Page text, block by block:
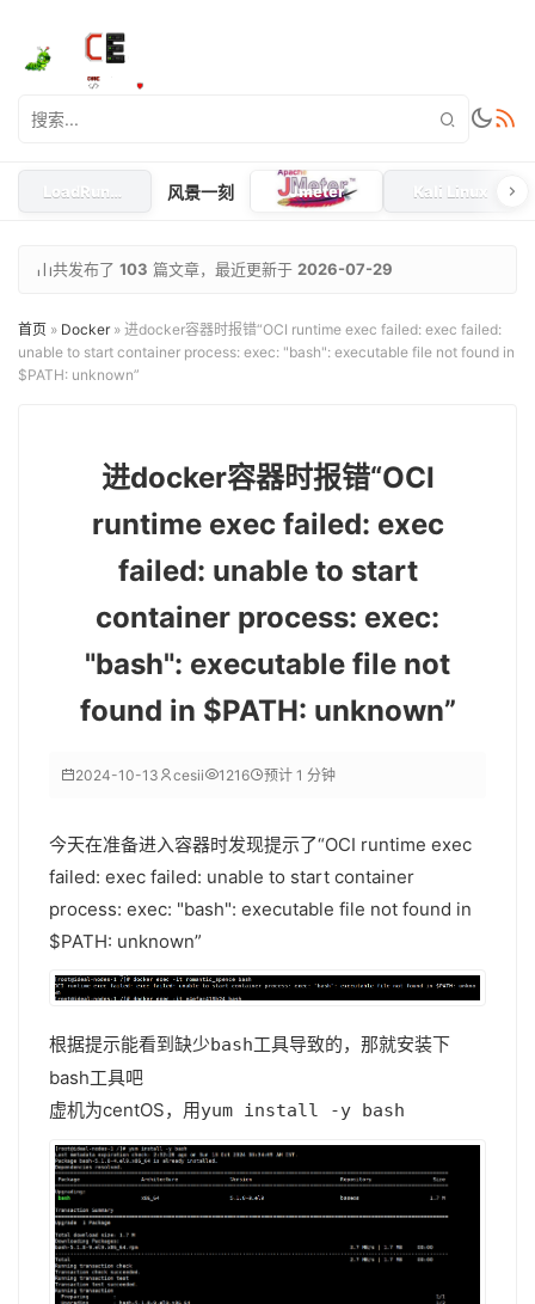
风景一刻 Jmeter Kali Linux
共发布了 103 篇文章，最近更新于 2026-07-29
首页 » Docker» 进docker容器时报错“OCI runtime exec failed: exec failed:
unable to start container process: exec: "bash": executable file not found in
$PATH: unknown”
进docker容器时报错“OCI
runtime exec failed: exec
failed: unable to start
container process: exec:
"bash": executable file not
found in $PATH: unknown”
2024-10-13 cesii 1216 预计 1 分钟
今天在准备进入容器时发现提示了“OCI runtime exec
failed: exec failed: unable to start container
process: exec: "bash": executable file not found in
$PATH: unknown”
根据提示能看到缺少bash工具导致的，那就安装下
bash工具吧
虚机为centOS，用yum install -y bash